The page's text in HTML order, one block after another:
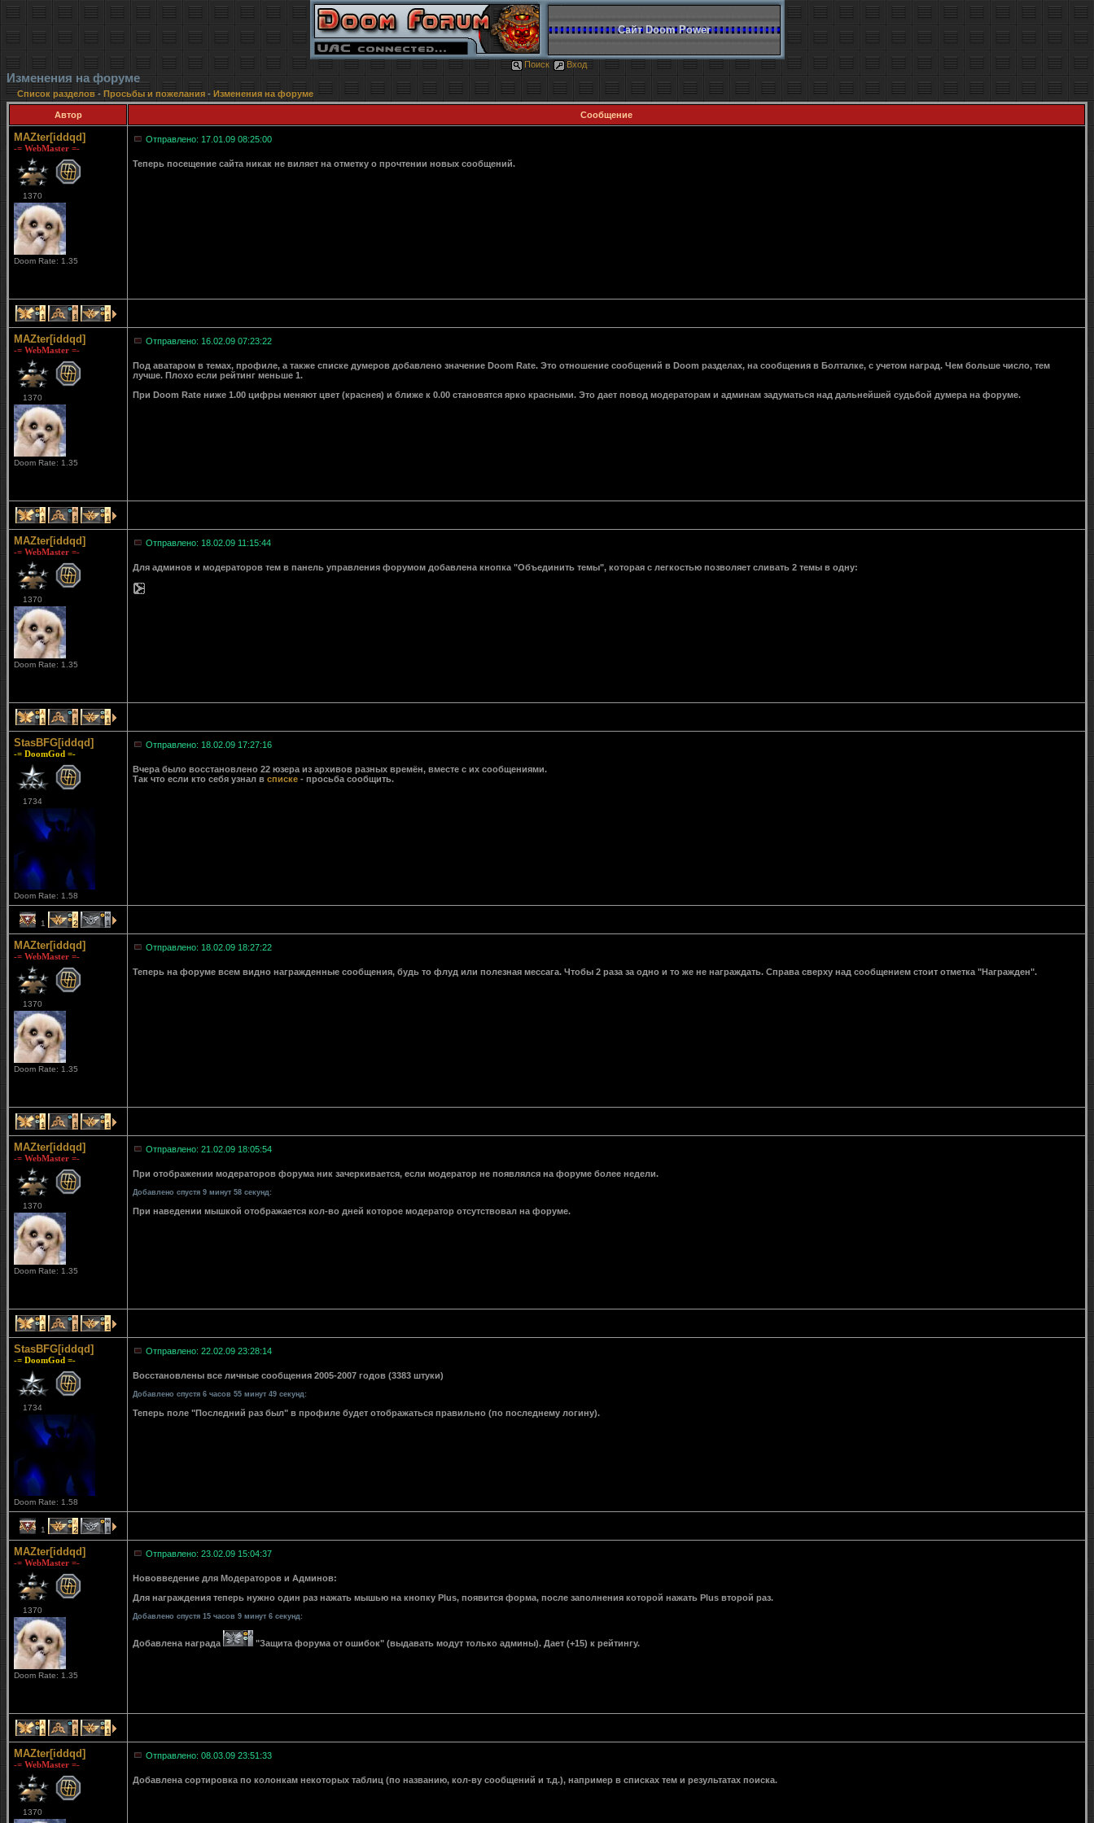
Сайт Doom Power
Поиск Вход
Изменения на форуме
Список разделов- Просьбы и пожелания - Изменения на форуме
Автор Сообщение
MAZter[iddqd]
-= WebMaster =-
1370
Doom Rate: 1.35
Отправлено: 17.01.09 08:25:00
Теперь посещение сайта никак не виляет на отметку о прочтении новых сообщений.
1 1 1
MAZter[iddqd]
-= WebMaster =-
1370
Doom Rate: 1.35
Отправлено: 16.02.09 07:23:22
Под аватаром в темах, профиле, а также списке думеров добавлено значение Doom Rate. Это отношение сообщений в Doom разделах, на сообщения в Болталке, с учетом наград. Чем больше число, тем
лучше. Плохо если рейтинг меньше 1.
При Doom Rate ниже 1.00 цифры меняют цвет (краснея) и ближе к 0.00 становятся ярко красными. Это дает повод модераторам и админам задуматься над дальнейшей судьбой думера на форуме.
1 1 1
MAZter[iddqd]
-= WebMaster =-
1370
Doom Rate: 1.35
Отправлено: 18.02.09 11:15:44
Для админов и модераторов тем в панель управления форумом добавлена кнопка "Объединить темы", которая с легкостью позволяет сливать 2 темы в одну:
1 1 1
StasBFG[iddqd]
-= DoomGod =-
1734
Doom Rate: 1.58
Отправлено: 18.02.09 17:27:16
Вчера было восстановлено 22 юзера из архивов разных времён, вместе с их сообщениями.
Так что если кто себя узнал в списке - просьба сообщить.
1 2 1
MAZter[iddqd]
-= WebMaster =-
1370
Doom Rate: 1.35
Отправлено: 18.02.09 18:27:22
Теперь на форуме всем видно награжденные сообщения, будь то флуд или полезная мессага. Чтобы 2 раза за одно и то же не награждать. Справа сверху над сообщением стоит отметка "Награжден".
1 1 1
MAZter[iddqd]
-= WebMaster =-
1370
Doom Rate: 1.35
Отправлено: 21.02.09 18:05:54
При отображении модераторов форума ник зачеркивается, если модератор не появлялся на форуме более недели.
Добавлено спустя 9 минут 58 секунд:
При наведении мышкой отображается кол-во дней которое модератор отсутствовал на форуме.
1 1 1
StasBFG[iddqd]
-= DoomGod =-
1734
Doom Rate: 1.58
Отправлено: 22.02.09 23:28:14
Восстановлены все личные сообщения 2005-2007 годов (3383 штуки)
Добавлено спустя 6 часов 55 минут 49 секунд:
Теперь поле "Последний раз был" в профиле будет отображаться правильно (по последнему логину).
1 2 1
MAZter[iddqd]
-= WebMaster =-
1370
Doom Rate: 1.35
Отправлено: 23.02.09 15:04:37
Нововведение для Модераторов и Админов:
Для награждения теперь нужно один раз нажать мышью на кнопку Plus, появится форма, после заполнения которой нажать Plus второй раз.
Добавлено спустя 15 часов 9 минут 6 секунд:
Добавлена награда "Защита форума от ошибок" (выдавать модут только админы). Дает (+15) к рейтингу.
1 1 1
MAZter[iddqd]
-= WebMaster =-
1370
Отправлено: 08.03.09 23:51:33
Добавлена сортировка по колонкам некоторых таблиц (по названию, кол-ву сообщений и т.д.), например в списках тем и результатах поиска.